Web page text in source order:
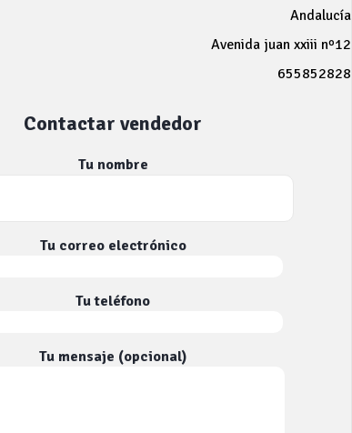
Andalucía
Avenida juan xxiii nº12
655852828
Contactar vendedor
Tu nombre
Tu correo electrónico
Tu teléfono
Tu mensaje (opcional)